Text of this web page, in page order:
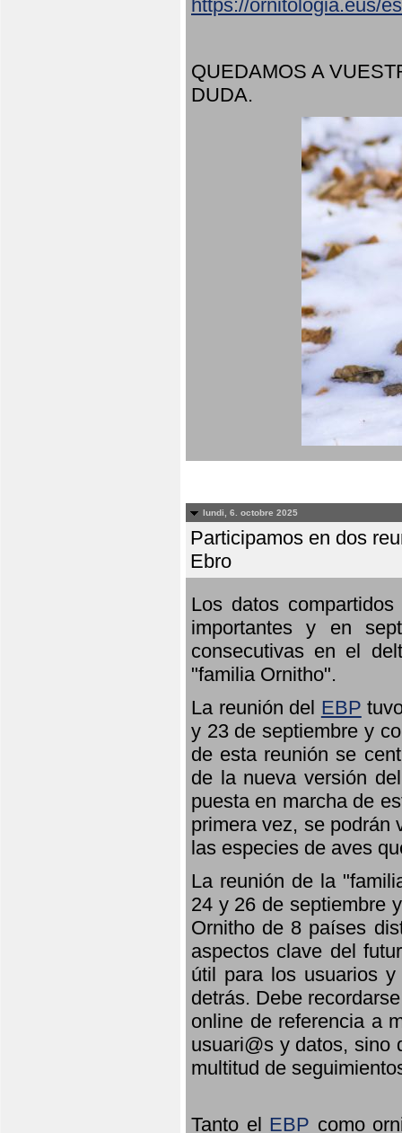
https://ornitologia.eus/
QUEDAMOS A
DUDA.
lundi, 6. octobre 2025
Participamos en dos
Ebro
Los datos
importantes y en
consecutivas en el
"familia Ornitho".
La reunión del EBP
y 23 de septiembre y
de esta reunión se
de la nueva versión
puesta en marcha de
primera vez, se podrán
las especies de aves
La reunión de la
24 y 26 de septiembre
Ornitho de 8 países
aspectos clave del
útil para los usuarios
detrás. Debe
online de referencia a
usuari@s y datos, sino
multitud de
Tanto el EBP como